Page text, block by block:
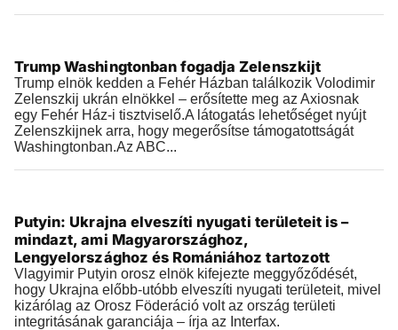
2026.07.27 |08:42
Trump Washingtonban fogadja Zelenszkijt
Trump elnök kedden a Fehér Házban találkozik Volodimir
Zelenszkij ukrán elnökkel – erősítette meg az Axiosnak
egy Fehér Ház-i tisztviselő.A látogatás lehetőséget nyújt
Zelenszkijnek arra, hogy megerősítse támogatottságát
Washingtonban.Az ABC...
2026.07.26 | 18:53
Putyin: Ukrajna elveszíti nyugati területeit is –
mindazt, ami Magyarországhoz,
Lengyelországhoz és Romániához tartozott
Vlagyimir Putyin orosz elnök kifejezte meggyőződését,
hogy Ukrajna előbb-utóbb elveszíti nyugati területeit, mivel
kizárólag az Orosz Föderáció volt az ország területi
integritásának garanciája – írja az Interfax.